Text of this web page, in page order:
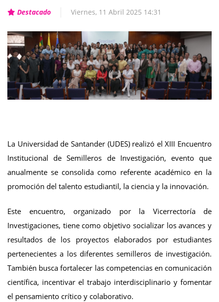
Destacado Viernes, 11 Abril 2025 14:31
La Universidad de Santander (UDES) realizó el XIII Encuentro
Institucional de Semilleros de Investigación, evento que
anualmente se consolida como referente académico en la
promoción del talento estudiantil, la ciencia y la innovación.
Este encuentro, organizado por la Vicerrectoría de
Investigaciones, tiene como objetivo socializar los avances y
resultados de los proyectos elaborados por estudiantes
pertenecientes a los diferentes semilleros de investigación.
También busca fortalecer las competencias en comunicación
científica, incentivar el trabajo interdisciplinario y fomentar
el pensamiento crítico y colaborativo.